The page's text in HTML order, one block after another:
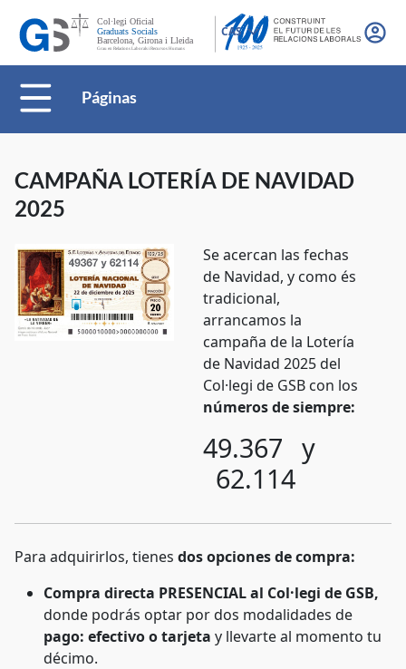
CAS
Páginas
CAMPAÑA LOTERÍA DE NAVIDAD
2025
Se acercan las fechas
de Navidad, y como és
tradicional,
arrancamos la
campaña de la Lotería
de Navidad 2025 del
Col·legi de GSB con los
números de siempre:
49.367 y
62.114
Para adquirirlos, tienes dos opciones de compra:
Compra directa PRESENCIAL al Col·legi de GSB,
donde podrás optar por dos modalidades de
pago: efectivo o tarjeta y llevarte al momento tu
décimo.